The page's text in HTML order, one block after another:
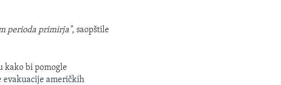
perioda primirja", saopštile
kako bi pomogle
evakuacije američkih